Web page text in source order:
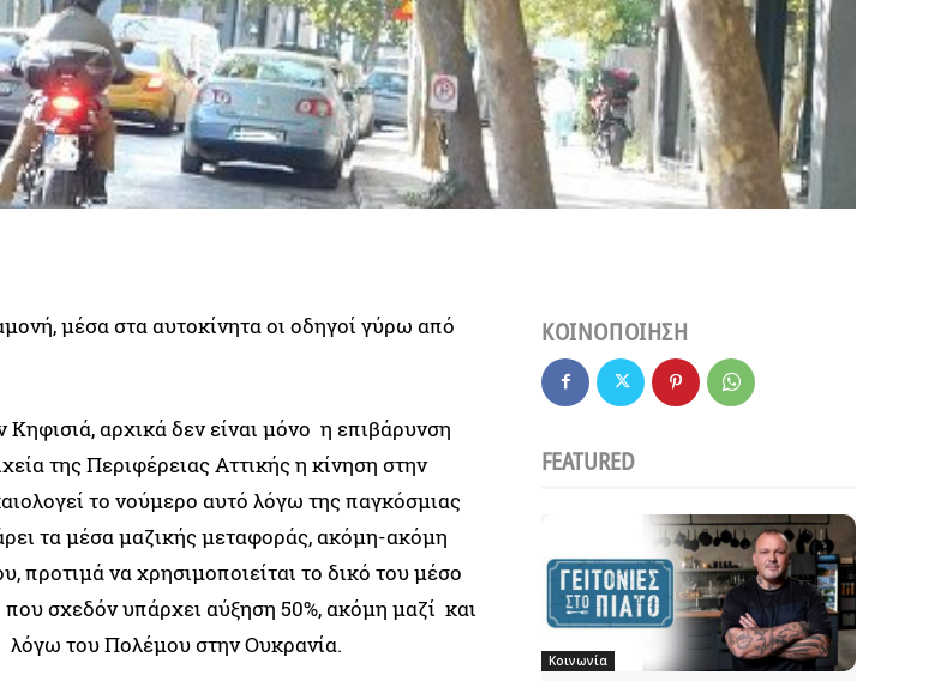
μέσα στα αυτοκίνητα οι οδηγοί γύρω από
αρχικά δεν είναι μόνο η επιβάρυνση
της Περιφέρειας Αττικής η κίνηση στην
το νούμερο αυτό λόγω της παγκόσμιας
τα μέσα μαζικής μεταφοράς, ακόμη-ακόμη
προτιμά να χρησιμοποιείται το δικό του μέσο
σχεδόν υπάρχει αύξηση 50%, ακόμη μαζί και
λόγω του Πολέμου στην Ουκρανία.
ΚΟΙΝΟΠΟΙΗΣΗ
FEATURED
Κοινωνία